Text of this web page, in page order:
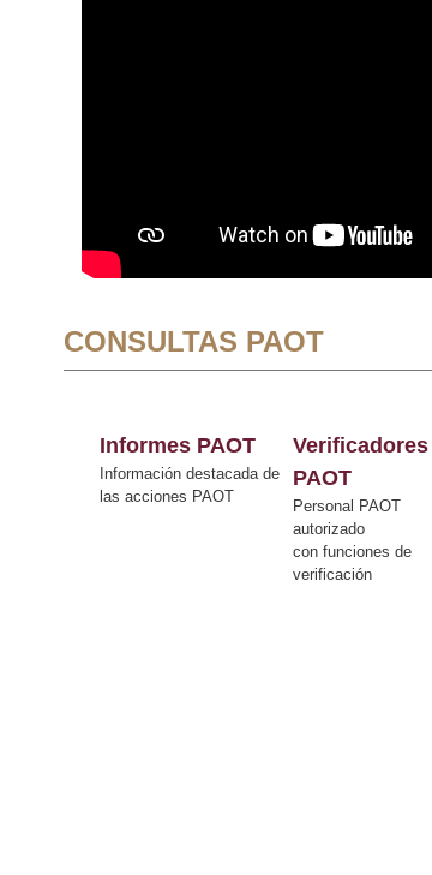
CONSULTAS PAOT
Informes PAOT
Información destacada de
las acciones PAOT
Verificadores
PAOT
Personal PAOT
autorizado
con funciones de
verificación